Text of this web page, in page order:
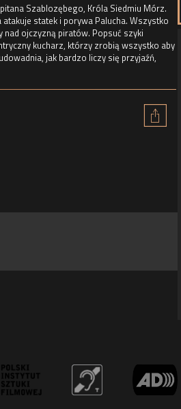
Szablozębego, Króla Siedmiu Mórz.
statek i porywa Palucha. Wszystko
nad ojczyzną piratów. Popsuć szyki
kucharz, którzy zrobią wszystko aby
jak bardzo liczy się przyjaźń,